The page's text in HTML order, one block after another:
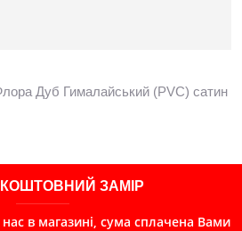
Дуб Гималайський (PVC) сатин
ЗАМІР
в магазині, сума сплачена Вами